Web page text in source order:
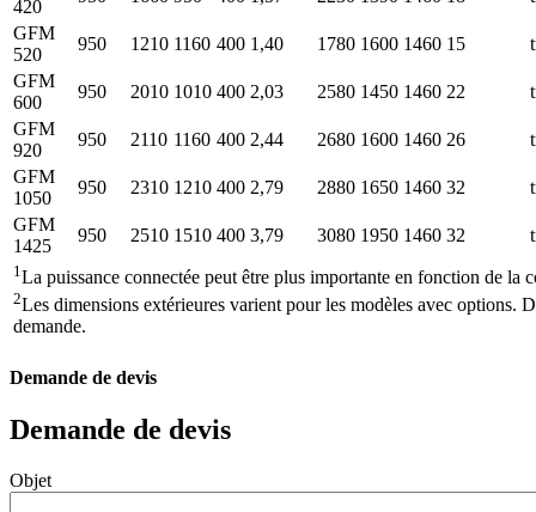
420
GFM
520
950 1210 1160 400 1,40 1780 1600 1460 15
GFM
600
950 2010 1010 400 2,03 2580 1450 1460 22
GFM
920
950 2110 1160 400 2,44 2680 1600 1460 26
GFM
1050
950 2310 1210 400 2,79 2880 1650 1460 32
GFM
1425
950 2510 1510 400 3,79 3080 1950 1460 32
1La puissance connectée peut être plus importante en fonction de la
2Les dimensions extérieures varient pour les modèles avec options.
demande.
Demande de devis
Demande de devis
Objet